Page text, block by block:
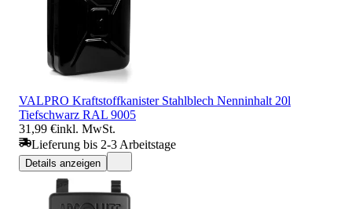
VALPRO Kraftstoffkanister Stahlblech Nenninhalt 20l
Tiefschwarz RAL 9005
31,99 €inkl. MwSt.
Lieferung bis 2-3 Arbeitstage
Details anzeigen